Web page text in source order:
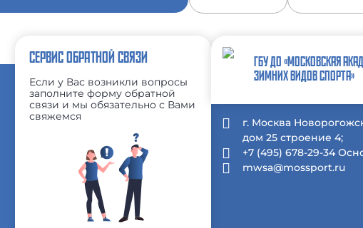
СЕРВИС ОБРАТНОЙ СВЯЗИ
Если у Вас возникли вопросы
заполните форму обратной
связи и мы обязательно с Вами
свяжемся
ГБУ ДО «МОСКОВСКАЯ
ЗИМНИХ ВИДОВ СПОРТА»
г. Москва
дом 25 строение 4;
+7 (495) 678-29-34
mwsa@mossport.ru